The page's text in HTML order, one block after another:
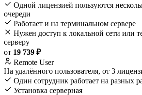
Одной лицензией пользуются
очереди
Работает и на терминальном сервере
Нужен доступ к локальной сети или
серверу
от 19 739 ₽
Remote User
На удалённого пользователя, от 3
Один сотрудник работает на разных
Установка серверная